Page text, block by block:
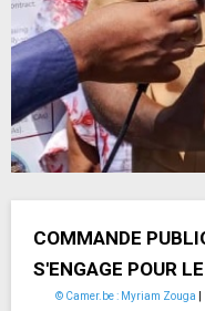
COMMANDE
S'ENGAGE POUR
© Camer.be : Myriam Zouga